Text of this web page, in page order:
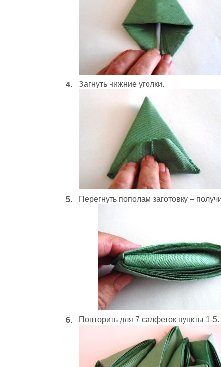
Загнуть нижние уголки.
Перегнуть пополам заготовку –
Повторить для 7 салфеток пункты 1-5.